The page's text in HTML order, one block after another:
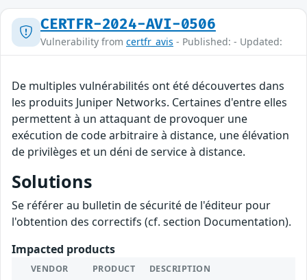
CERTFR-2024-AVI-0506
Vulnerability from certfr_avis - Published: - Updated:
De multiples vulnérabilités ont été découvertes dans
les produits Juniper Networks. Certaines d'entre elles
permettent à un attaquant de provoquer une
exécution de code arbitraire à distance, une élévation
de privilèges et un déni de service à distance.
Solutions
Se référer au bulletin de sécurité de l'éditeur pour
l'obtention des correctifs (cf. section Documentation).
Impacted products
VENDOR PRODUCT DESCRIPTION